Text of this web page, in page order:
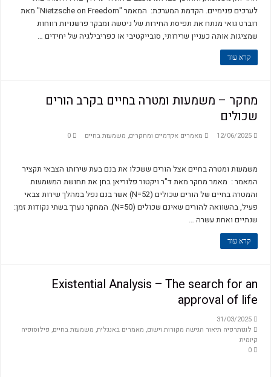
לפני שהאדם מחפש משמעות בחייו
על העקרונות הבסיסיים בפסיכולוגיות של אדלר ופרנקל
מלאו אסמינו משמעות
Life is a rollercoaster
Locus of Control and Purpose in Life
השפעת הדת על משמעות ובריאות נפשית
על אחריות ומנהיגות
לערכים פנימיים. הקדמת המערכת: המאמר "Nietzsche on Freedom" מאת
רוברט גואי מנתח את תפיסת החירות של ניטשה ומבקר פרשנויות רווחות
שמציגות אותה כעניין שרירותי, סובייקטיבי או כפריבילגיה של יחידים …
קרא עוד
מחקר – משמעות ומטרה בחיים בקרב הורים
שכולים
12/06/2025 מאמרים אקדמיים ומחקרים, משמעות בחיים 0
משמעות ומטרה בחיים אצל הורים ששכלו את בנם בעת שירותו הצבאי תקציר
המאמר : מאמר מחקר מאת ד"ר ויקטור פלוריאן בחן את תחושת המשמעות
והמטרה בחיים של הורים שכולים (N=52) אשר בנם נפל במהלך שירות צבאי
פעיל, בהשוואה להורים שאינם שכולים (N=50). המחקר נערך בשתי נקודות זמן:
שנתיים ואחת עשרה …
קרא עוד
Existential Analysis – The search for an
approval of life
31/03/2025
לוגותרפיה תיאור הגישה מקורות וישום, מאמרים באנגלית, משמעות בחיים, פילוסופיה
קיומית
0